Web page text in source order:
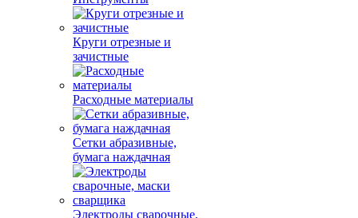
Круги отрезные и
зачистные
Расходные материалы
Сетки абразивные,
бумага наждачная
Электроды сварочные,